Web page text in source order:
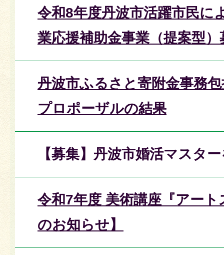
令和8年度丹波市活躍市民に
業応援補助金事業（提案型
丹波市ふるさと寄附金事務
プロポーザルの結果
【募集】丹波市婚活マスタ
令和7年度 美術講座『アー
のお知らせ】